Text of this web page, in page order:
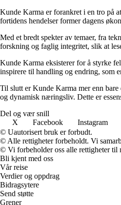
Kunde Karma er forankret i en tro på
fortidens hendelser former dagens
Med et bredt spekter av temaer, fra
forskning og faglig integritet, slik at
Kunde Karma eksisterer for å styrke
inspirere til handling og endring, som
Til slutt er Kunde Karma mer enn
og dynamisk næringsliv. Dette er
Del og vær snill
X
Facebook Instagram
© Uautorisert bruk er forbudt.
© Alle rettigheter forbeholdt. Vi
© Vi forbeholder oss alle rettigheter til
Bli kjent med oss
Vår reise
Verdier og oppdrag
Bidragsytere
Send støtte
Grener